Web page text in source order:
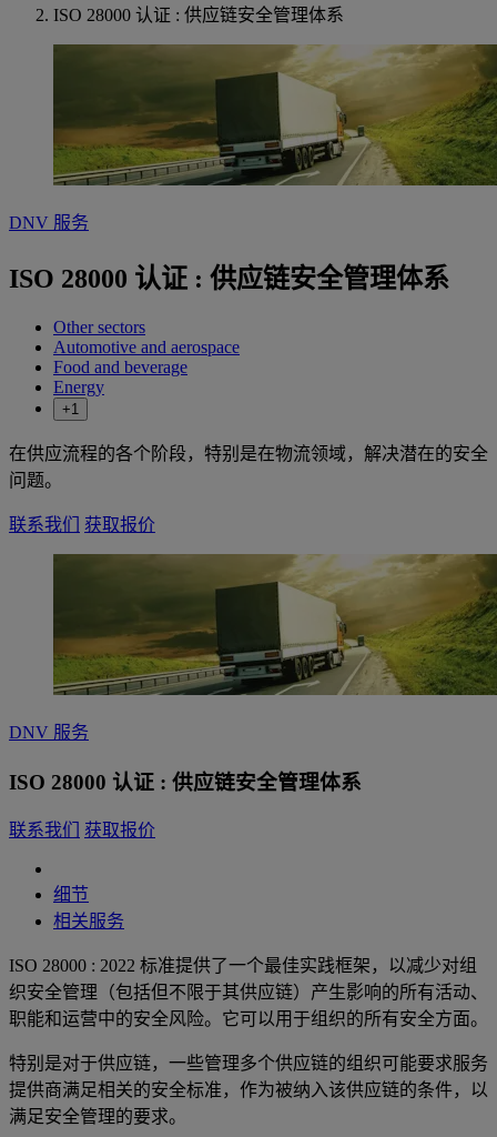
ISO 28000 认证 : 供应链安全管理体系
DNV 服务
ISO 28000 认证 : 供应链安全管理体系
Other sectors
Automotive and aerospace
Food and beverage
Energy
+1
在供应流程的各个阶段，特别是在物流领域，解决潜在的安全
问题。
联系我们 获取报价
DNV 服务
ISO 28000 认证 : 供应链安全管理体系
联系我们 获取报价
细节
相关服务
ISO 28000 : 2022 标准提供了一个最佳实践框架，以减少对组
织安全管理（包括但不限于其供应链）产生影响的所有活动、
职能和运营中的安全风险。它可以用于组织的所有安全方面。
特别是对于供应链，一些管理多个供应链的组织可能要求服务
提供商满足相关的安全标准，作为被纳入该供应链的条件，以
满足安全管理的要求。